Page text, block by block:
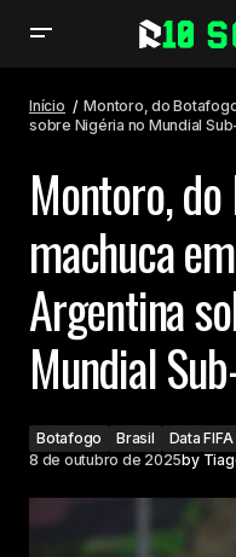
no Mundial Sub-20
Início
Montoro, do
sobre Nigéria no Mundial
Montoro,
machuca
Argentina
Mundial
Botafogo Brasil Data FIFA
8 de outubro de 2025by